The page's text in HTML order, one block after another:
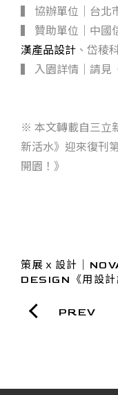
▍ 協辦單位｜台北
▍ 贊助單位｜中國
漢產品設計 、岱稜
▍ 入園詳情｜請見
※ 本文轉載自三立
新活水》迎來復刊
開園！》
策展ｘ設計｜
DESIGN《用設計
年場域魅力PREV